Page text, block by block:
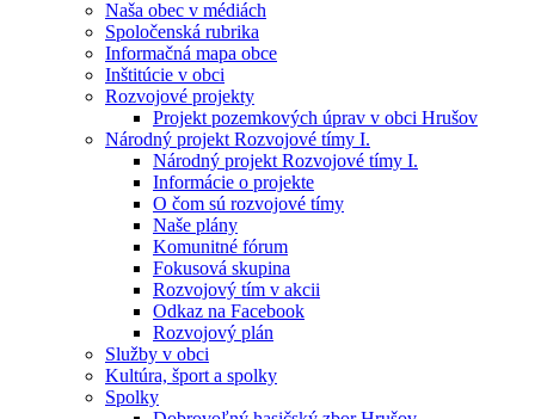
Naša obec v médiách
Spoločenská rubrika
Informačná mapa obce
Inštitúcie v obci
Rozvojové projekty
Projekt pozemkových úprav v obci Hrušov
Národný projekt Rozvojové tímy I.
Národný projekt Rozvojové tímy I.
Informácie o projekte
O čom sú rozvojové tímy
Naše plány
Komunitné fórum
Fokusová skupina
Rozvojový tím v akcii
Odkaz na Facebook
Rozvojový plán
Služby v obci
Kultúra, šport a spolky
Spolky